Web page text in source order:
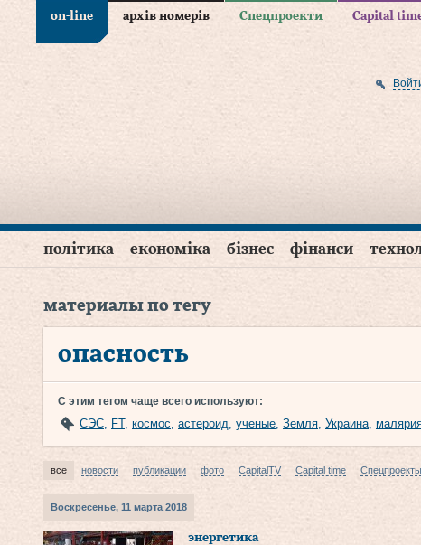
on-line архів номерів Спецпроекти Capital
політика економіка бізнес фінанси
материалы по тегу
опасность
С этим тегом чаще всего используют:
СЭС, FT, космос, астероид, ученые, Земля, Украина,
все новости публикации фото CapitalTV Capital time Спецпроекты
Воскресенье, 11 марта 2018
энергетика